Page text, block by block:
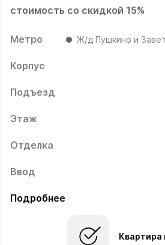
стоимость со скидкой 15%
Метро Ж/д Пушкино и
Корпус
Подъезд
Этаж
Отделка
Ввод
Подробнее
Квартира